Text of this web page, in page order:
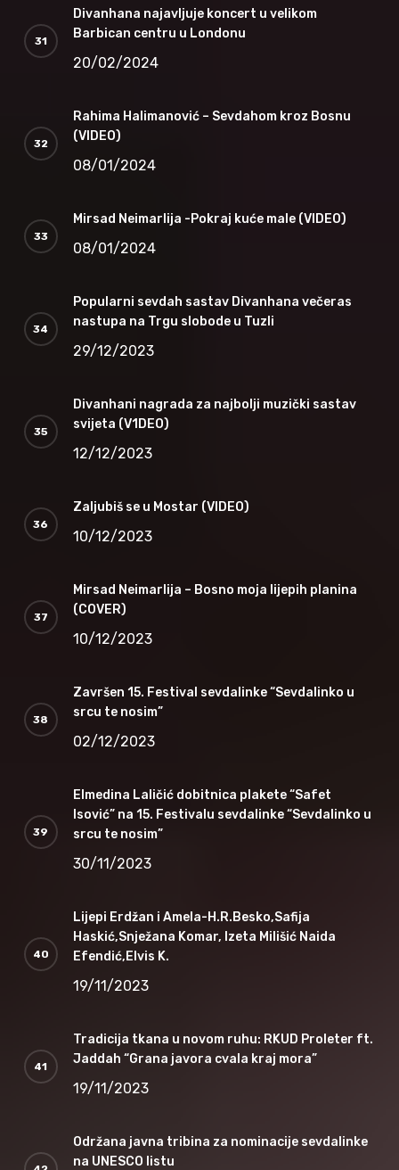
Divanhana najavljuje koncert u velikom
Barbican centru u Londonu
20/02/2024
Rahima Halimanović – Sevdahom kroz Bosnu
(VIDEO)
08/01/2024
Mirsad Neimarlija -Pokraj kuće male (VIDEO)
08/01/2024
Popularni sevdah sastav Divanhana večeras
nastupa na Trgu slobode u Tuzli
29/12/2023
Divanhani nagrada za najbolji muzički sastav
svijeta (V1DEO)
12/12/2023
Zaljubiš se u Mostar (VIDEO)
10/12/2023
Mirsad Neimarlija – Bosno moja lijepih planina
(COVER)
10/12/2023
Završen 15. Festival sevdalinke “Sevdalinko u
srcu te nosim”
02/12/2023
Elmedina Laličić dobitnica plakete “Safet
Isović” na 15. Festivalu sevdalinke “Sevdalinko u
srcu te nosim”
30/11/2023
Lijepi Erdžan i Amela-H.R.Besko,Safija
Haskić,Snježana Komar, Izeta Milišić Naida
Efendić,Elvis K.
19/11/2023
Tradicija tkana u novom ruhu: RKUD Proleter ft.
Jaddah “Grana javora cvala kraj mora”
19/11/2023
Održana javna tribina za nominacije sevdalinke
na UNESCO listu